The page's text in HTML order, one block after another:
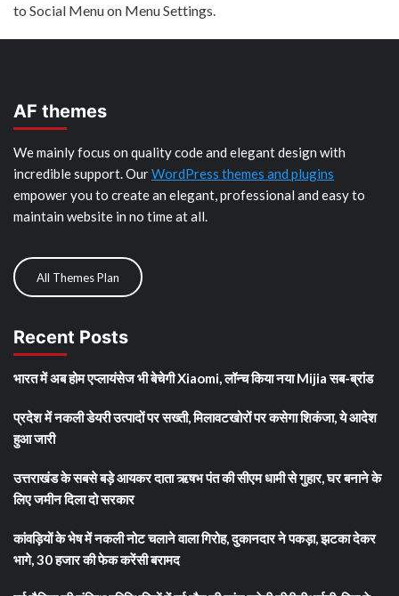
to Social Menu on Menu Settings.
AF themes
We mainly focus on quality code and elegant design with
incredible support. OurWordPress themes and plugins
empower you to create an elegant, professional and easy to
maintain website in no time at all.
All Themes Plan
Recent Posts
भारत में अब होम एप्लायंसेज भी बेचेगी Xiaomi, लॉन्च किया नया Mijia सब-ब्रांड
प्रदेश में नकली डेयरी उत्पादों पर सख्ती, मिलावटखोरों पर कसेगा शिकंजा, ये आदेश
हुआ जारी
उत्तराखंड के सबसे बड़े आयकर दाता ऋषभ पंत की सीएम धामी से गुहार, घर बनाने के
लिए जमीन दिला दो सरकार
कांवड़ियों के भेष में नकली नोट चलाने वाला गिरोह, दुकानदार ने पकड़ा, झटका देकर
भागे, 30 हजार की फेक करेंसी बरामद